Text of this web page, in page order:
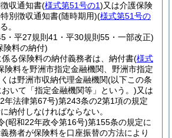
収通知書(様式第51号の1)又は介護保険
別徴収通知書(随時期用)(様式第51号の
。
・平27規則41・平30規則55・一部改正)
険料の納付)
る保険料の納付義務者は、納付書(様式
険料を野洲市指定金融機関、野洲市指定
は野洲市収納代理金融機関(以下この条
おいて「指定金融機関等」という。)又は
年法律第67号)第243条の2第1項の規定
納付しなければならない。
(昭和22年政令第16号)第155条の規定に
務者が保険料を口座振替の方法により